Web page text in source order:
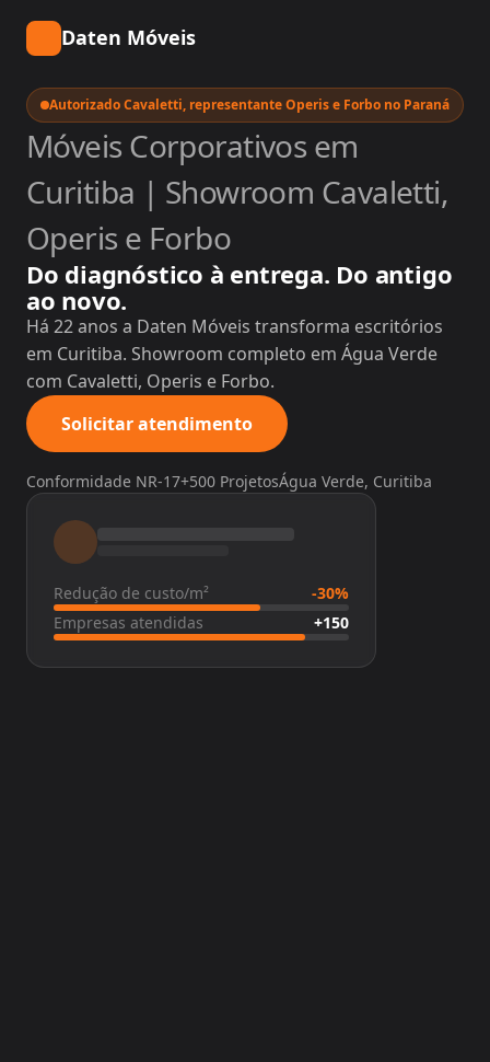
Daten Móveis
Autorizado Cavaletti, representante Operis e Forbo no Paraná
Móveis Corporativos em
Curitiba | Showroom Cavaletti,
Operis e Forbo
Do diagnóstico à entrega. Do antigo
ao novo.
Há 22 anos a Daten Móveis transforma escritórios
em Curitiba. Showroom completo em Água Verde
com Cavaletti, Operis e Forbo.
Solicitar atendimento
Conformidade NR-17+500 ProjetosÁgua Verde, Curitiba
Redução de custo/m²
-30%
Empresas atendidas
+150